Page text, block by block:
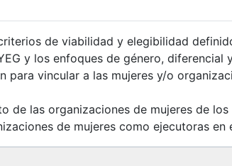
de viabilidad y elegibilidad
y los enfoques de género, diferencial
vincular a las mujeres y/o
de las organizaciones de mujeres de
de mujeres como ejecutoras